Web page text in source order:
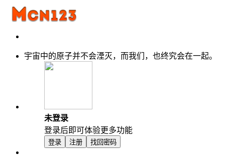
宇宙中的原子并不会湮灭，而我们，也终究会在一起。
未登录
登录后即可体验更多功能
登录 注册 找回密码